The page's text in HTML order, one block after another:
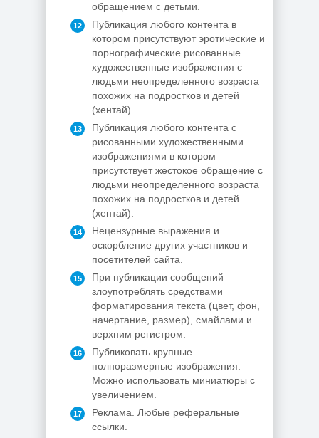
обращением с детьми.
Публикация любого контента в
котором присутствуют эротические и
порнографические рисованные
художественные изображения с
людьми неопределенного возраста
похожих на подростков и детей
(хентай).
Публикация любого контента с
рисованными художественными
изображениями в котором
присутствует жестокое обращение с
людьми неопределенного возраста
похожих на подростков и детей
(хентай).
Нецензурные выражения и
оскорбление других участников и
посетителей сайта.
При публикации сообщений
злоупотреблять средствами
форматирования текста (цвет, фон,
начертание, размер), смайлами и
верхним регистром.
Публиковать крупные
полноразмерные изображения.
Можно использовать миниатюры с
увеличением.
Реклама. Любые реферальные
ссылки.